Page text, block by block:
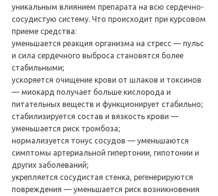
уникальным влиянием препарата на всю сердечно-
сосудистую систему. Что происходит при курсовом
приеме средства:
уменьшается реакция организма на стресс — пульс
и сила сердечного выброса становятся более
стабильными;
ускоряется очищение крови от шлаков и токсинов
— миокард получает больше кислорода и
питательных веществ и функционирует стабильно;
стабилизируется состав и вязкость крови —
уменьшается риск тромбоза;
нормализуется тонус сосудов — уменьшаются
симптомы артериальной гипертонии, гипотонии и
других заболеваний;
укрепляется сосудистая стенка, регенерируются
повреждения — уменьшается риск возникновения